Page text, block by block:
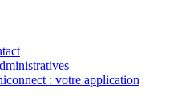
: votre application